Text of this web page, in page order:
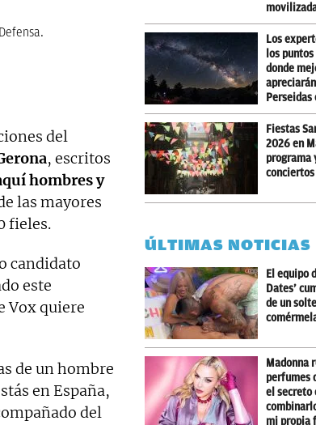
del
, escritos
hombres y
las mayores
fieles.
candidato
este
Vox quiere
de un hombre
en España,
del
Los
los
donde
Perseidas
Fiestas
2026 en
programa
ÚLTIMAS NOTICIAS
El equipo
Dates’
de un
Madonna
perfumes
el secreto
mi propia